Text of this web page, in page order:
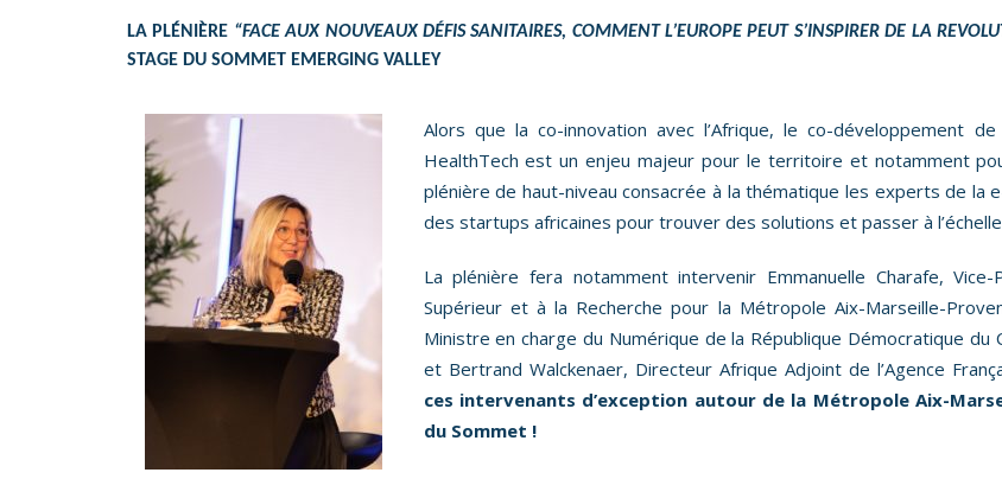
LA PLÉNIÈRE “FACE AUX NOUVEAUX DÉFIS SANITAIRES, COMMENT L’EUROPE PEUT S’INSPIRER DE LA
STAGE DU SOMMET EMERGING VALLEY
Alors que la co-innovation avec l’Afrique, le co-développement
HealthTech est un enjeu majeur pour le territoire et notamment
plénière de haut-niveau consacrée à la thématique les experts de la
des startups africaines pour trouver des solutions et passer à
La plénière fera notamment intervenir Emmanuelle Charafe,
Supérieur et à la Recherche pour la Métropole Aix-Marseille-
Ministre en charge du Numérique de la République Démocratique du
et Bertrand Walckenaer, Directeur Afrique Adjoint de l’Agence
ces intervenants d’exception autour de la Métropole Aix-
du Sommet !